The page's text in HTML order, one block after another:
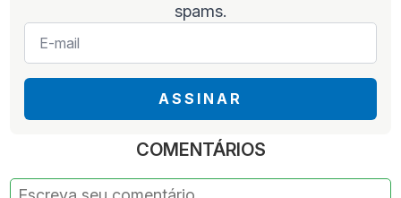
spams.
E-
mail
ASSINAR
COMENTÁRIOS